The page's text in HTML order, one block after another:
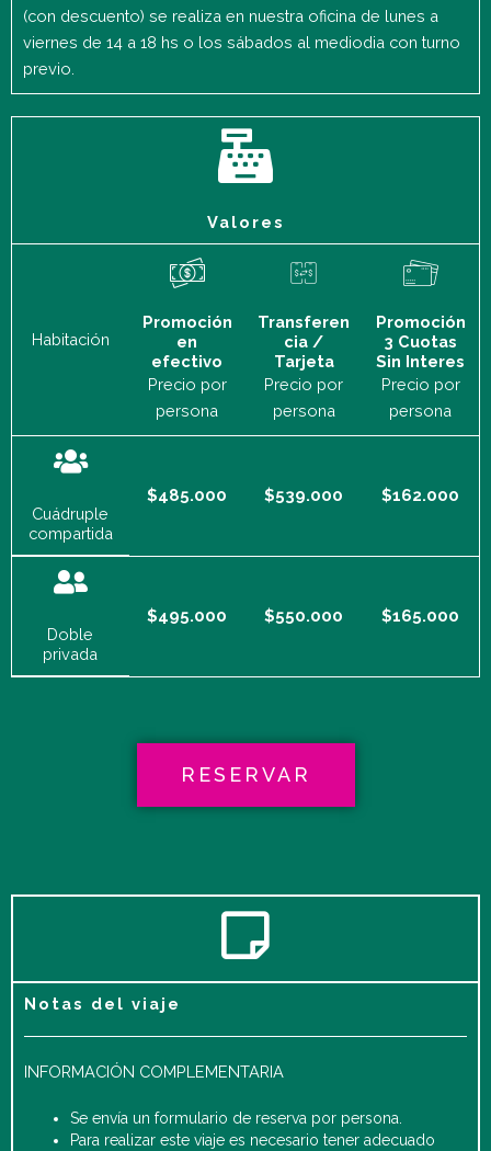
(con descuento) se realiza en nuestra oficina de lunes a
viernes de 14 a 18 hs o los sábados al mediodia con turno
previo.
Valores
Habitación
Promoción
en
efectivo
Precio por
persona
Transferen
cia /
Tarjeta
Precio por
persona
Promoción
3 Cuotas
Sin Interes
Precio por
persona
Cuádruple
compartida
$485.000 $539.000 $162.000
Doble
privada
$495.000 $550.000 $165.000
RESERVAR
Notas del viaje
INFORMACIÓN COMPLEMENTARIA
Se envía un formulario de reserva por persona.
Para realizar este viaje es necesario tener adecuado